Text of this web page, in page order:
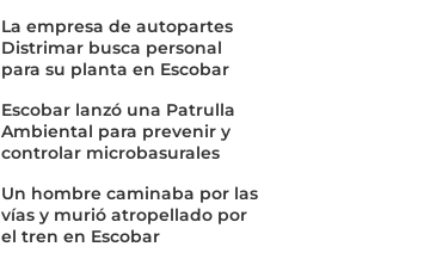
La empresa de autopartes
Distrimar busca personal
para su planta en Escobar
Escobar lanzó una Patrulla
Ambiental para prevenir y
controlar microbasurales
Un hombre caminaba por las
vías y murió atropellado por
el tren en Escobar